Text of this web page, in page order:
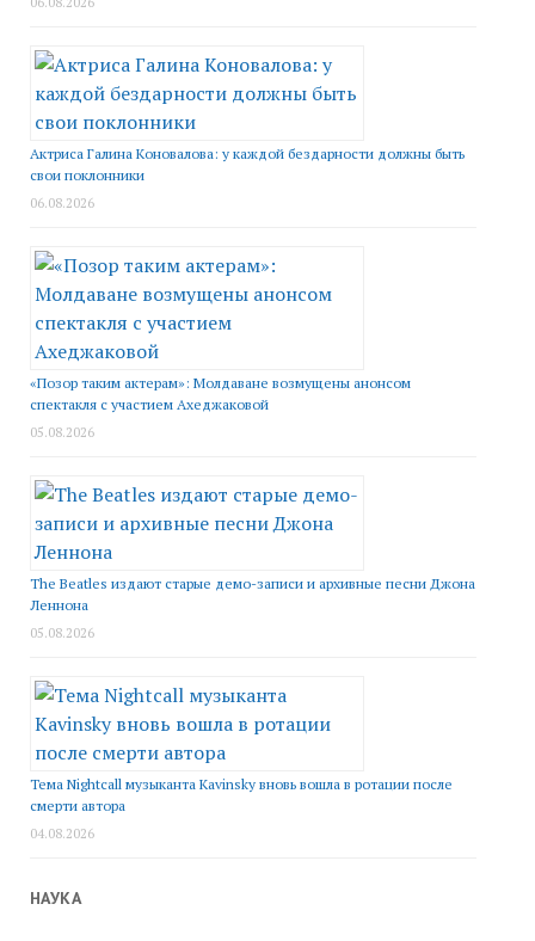
Актриса Галина Коновалова: у каждой бездарности должны быть
свои поклонники
06.08.2026
«Позор таким актерам»: Молдаване возмущены анонсом
спектакля с участием Ахеджаковой
05.08.2026
The Beatles издают старые демо-записи и архивные песни Джона
Леннона
05.08.2026
Тема Nightcall музыканта Kavinsky вновь вошла в ротации после
смерти автора
04.08.2026
НАУКА